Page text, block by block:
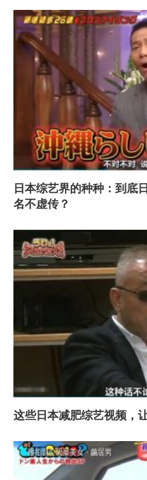
日本综艺界的种种：到底
名不虚传？
这些日本减肥综艺视频，